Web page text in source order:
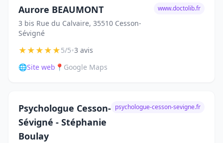
Aurore BEAUMONT
3 bis Rue du Calvaire, 35510 Cesson-
Sévigné
www.doctolib.fr
★★★★★5/5•3 avis
🌐Site web 📍 Google Maps
Psychologue Cesson-
Sévigné - Stéphanie
Boulay
psychologue-cesson-sevigne.fr